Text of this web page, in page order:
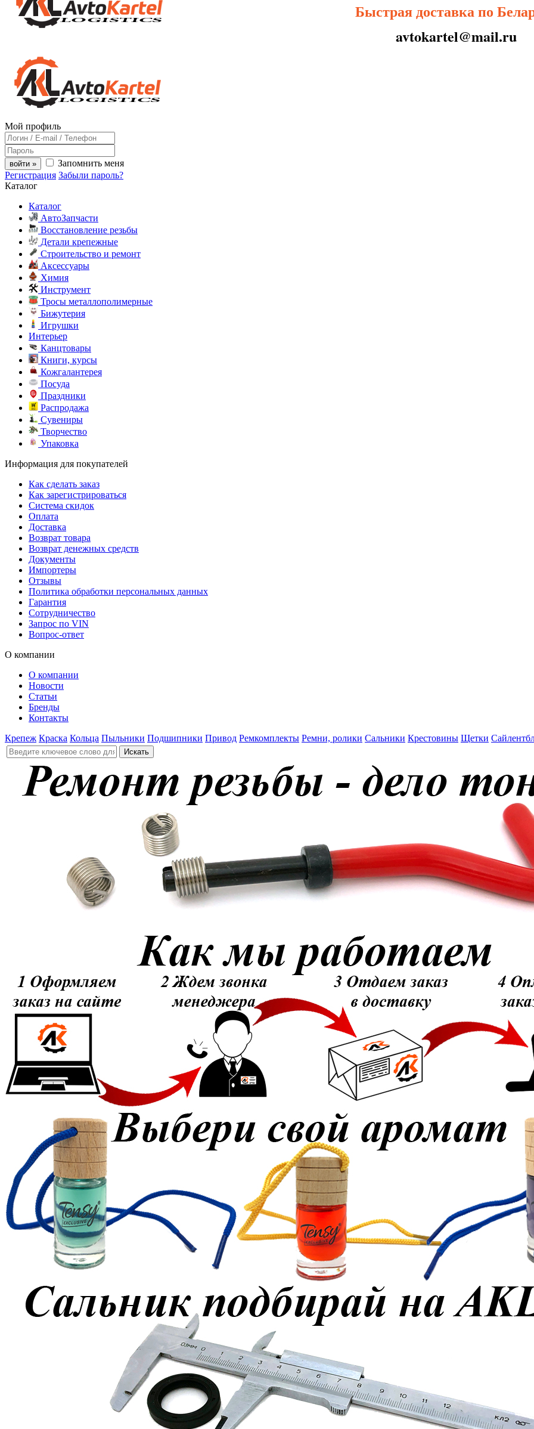
Быстрая доставка по
avtokartel@mail.ru
Мой профиль
войти »
Запомнить меня
Регистрация Забыли пароль?
Каталог
Каталог
АвтоЗапчасти
Восстановление резьбы
Детали крепежные
Строительство и ремонт
Аксессуары
Химия
Инструмент
Тросы металлополимерные
Бижутерия
Игрушки
Интерьер
Канцтовары
Книги, курсы
Кожгалантерея
Посуда
Праздники
Распродажа
Сувениры
Творчество
Упаковка
Информация для покупателей
Как сделать заказ
Как зарегистрироваться
Система скидок
Оплата
Доставка
Возврат товара
Возврат денежных средств
Документы
Импортеры
Отзывы
Политика обработки персональных данных
Гарантия
Сотрудничество
Запрос по VIN
Вопрос-ответ
О компании
О компании
Новости
Статьи
Бренды
Контакты
Крепеж Краска Кольца Пыльники Подшипники Привод Ремкомплекты Ремни, ролики Сальники Крестовины Щетки